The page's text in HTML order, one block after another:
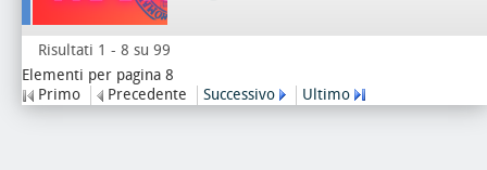
Risultati 1 - 8 su 99
Elementi per pagina 8
Primo
Precedente Successivo Ultimo